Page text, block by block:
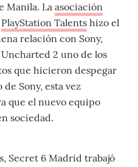
Manila. La asociación
PlayStation Talents hizo el
relación con Sony,
2 uno de los
que hicieron despegar
Sony, esta vez
que el nuevo equipo
sociedad.
Secret 6 Madrid trabajó